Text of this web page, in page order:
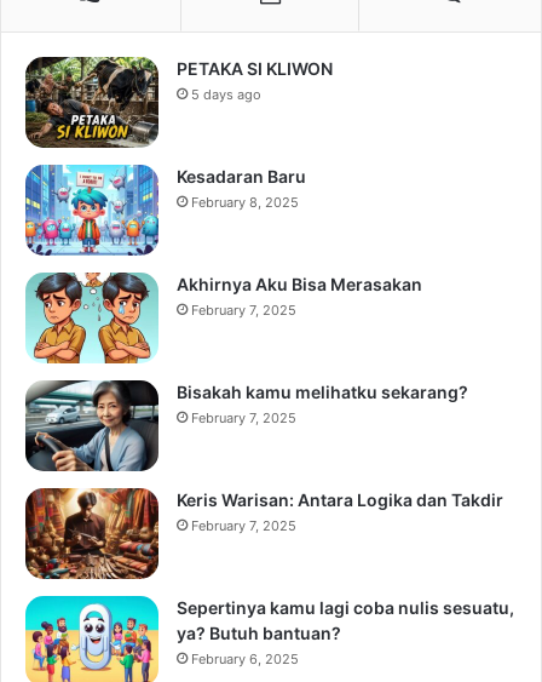
PETAKA SI KLIWON
5 days ago
Kesadaran Baru
February 8, 2025
Akhirnya Aku Bisa Merasakan
February 7, 2025
Bisakah kamu melihatku sekarang?
February 7, 2025
Keris Warisan: Antara Logika dan Takdir
February 7, 2025
Sepertinya kamu lagi coba nulis sesuatu,
ya? Butuh bantuan?
February 6, 2025